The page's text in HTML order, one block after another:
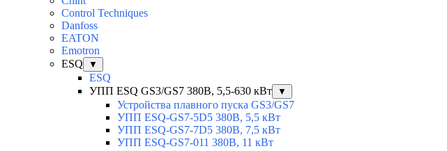
Control Techniques
Danfoss
EATON
Emotron
ESQ
▼
ESQ
УПП ESQ GS3/GS7 380В, 5,5-630 кВт
▼
Устройства плавного пуска GS3/GS7
УПП ESQ-GS7-5D5 380В, 5,5 кВт
УПП ESQ-GS7-7D5 380В, 7,5 кВт
УПП ESQ-GS7-011 380В, 11 кВт